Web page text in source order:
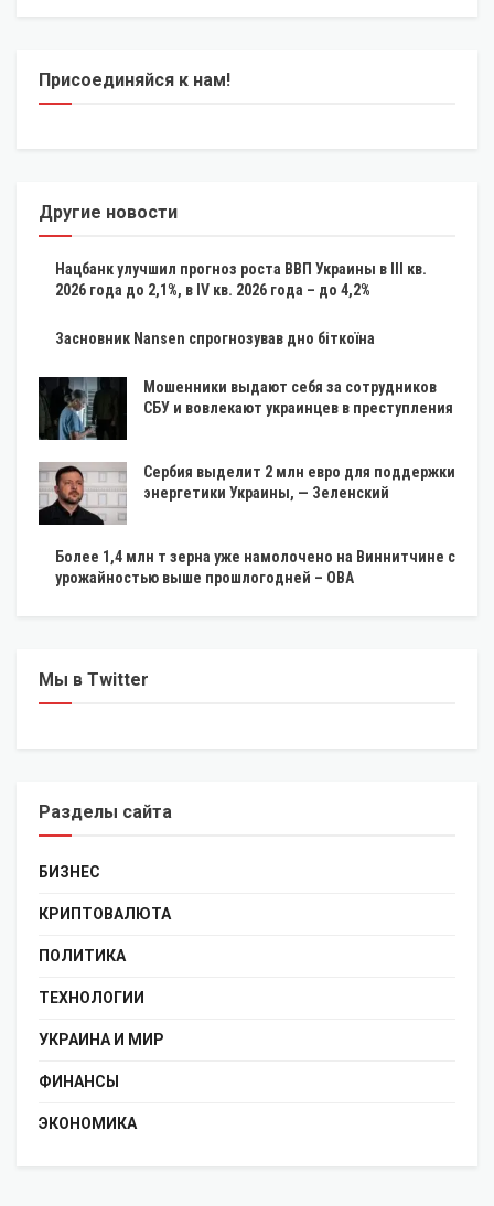
Присоединяйся к нам!
Другие новости
Нацбанк улучшил прогноз роста ВВП Украины в III кв.
2026 года до 2,1%, в IV кв. 2026 года – до 4,2%
Засновник Nansen спрогнозував дно біткоїна
Мошенники выдают себя за сотрудников
СБУ и вовлекают украинцев в преступления
Сербия выделит 2 млн евро для поддержки
энергетики Украины, — Зеленский
Более 1,4 млн т зерна уже намолочено на Виннитчине с
урожайностью выше прошлогодней – ОВА
Мы в Twitter
Разделы сайта
БИЗНЕС
КРИПТОВАЛЮТА
ПОЛИТИКА
ТЕХНОЛОГИИ
УКРАИНА И МИР
ФИНАНСЫ
ЭКОНОМИКА